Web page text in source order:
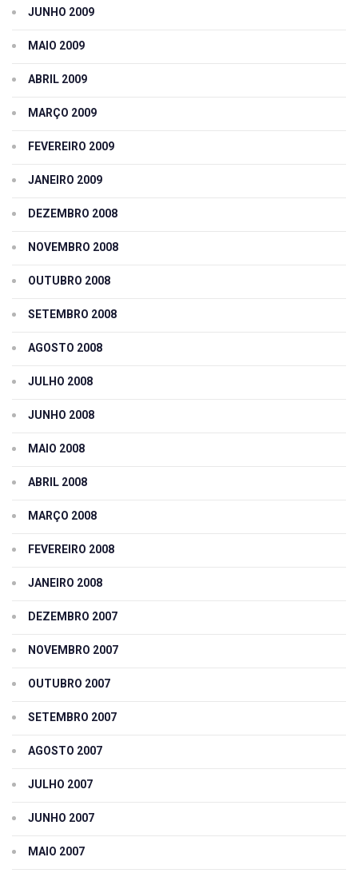
JUNHO 2009
MAIO 2009
ABRIL 2009
MARÇO 2009
FEVEREIRO 2009
JANEIRO 2009
DEZEMBRO 2008
NOVEMBRO 2008
OUTUBRO 2008
SETEMBRO 2008
AGOSTO 2008
JULHO 2008
JUNHO 2008
MAIO 2008
ABRIL 2008
MARÇO 2008
FEVEREIRO 2008
JANEIRO 2008
DEZEMBRO 2007
NOVEMBRO 2007
OUTUBRO 2007
SETEMBRO 2007
AGOSTO 2007
JULHO 2007
JUNHO 2007
MAIO 2007